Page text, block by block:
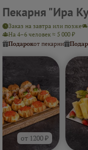
Пекарня "Ира
Заказ на завтра или позже
На 4–6 человек ≈ 5 000 ₽
Подарокот пекарни
от 1200 ₽